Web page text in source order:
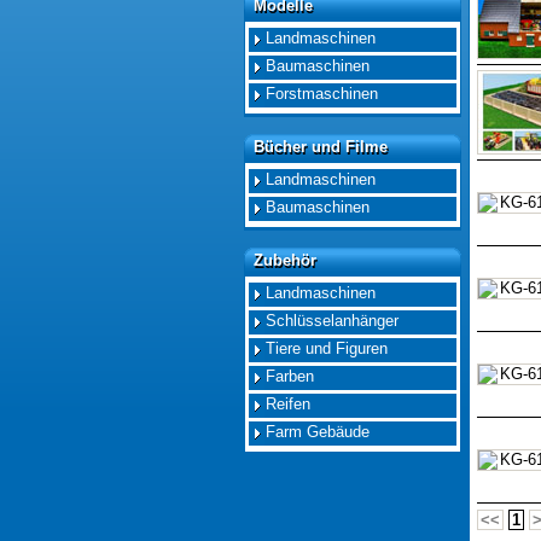
Modelle
Modelle
Landmaschinen
Baumaschinen
Forstmaschinen
Bücher und Filme
Bücher und Filme
Landmaschinen
Baumaschinen
Zubehör
Zubehör
Landmaschinen
Schlüsselanhänger
Tiere und Figuren
Farben
Reifen
Farm Gebäude
<<
1